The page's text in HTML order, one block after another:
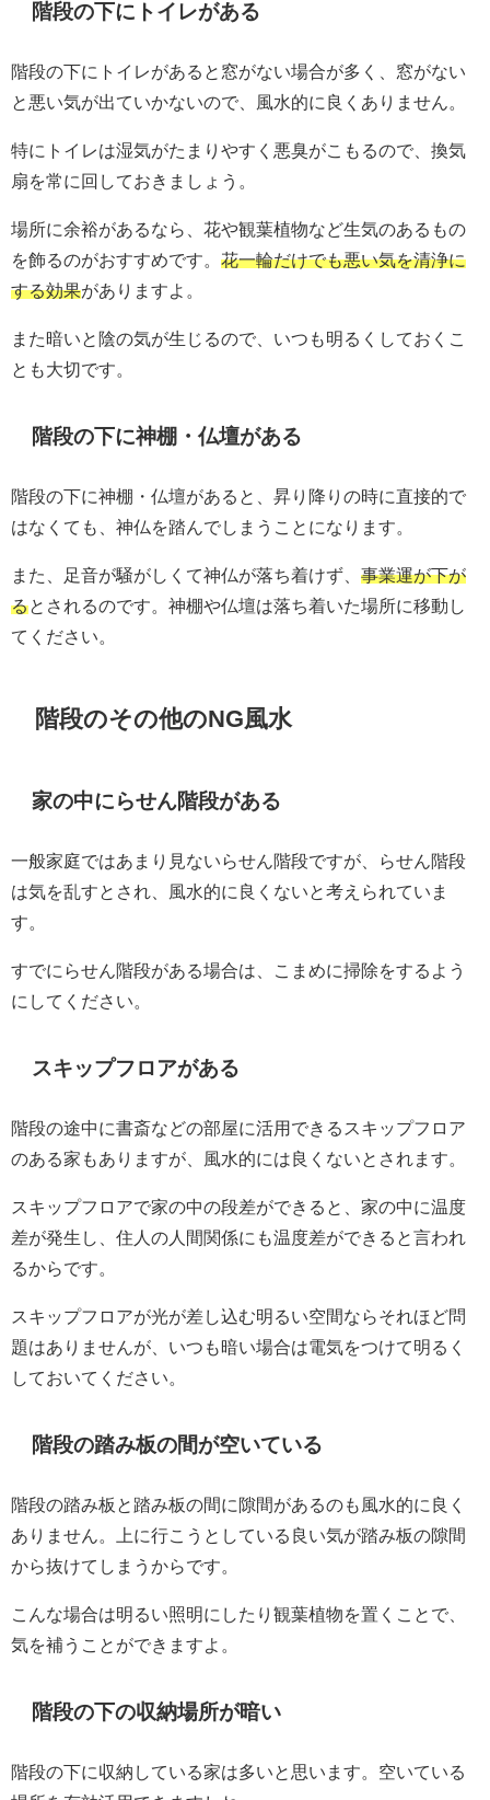
階段の下にトイレがある
階段の下にトイレがあると窓がない場合が多く、窓がない
と悪い気が出ていかないので、風水的に良くありません。
特にトイレは湿気がたまりやすく悪臭がこもるので、換気
扇を常に回しておきましょう。
場所に余裕があるなら、花や観葉植物など生気のあるもの
を飾るのがおすすめです。 花一輪だけでも悪い気を清浄に
する効果がありますよ。
また暗いと陰の気が生じるので、いつも明るくしておくこ
とも大切です。
階段の下に神棚・仏壇がある
階段の下に神棚・仏壇があると、昇り降りの時に直接的で
はなくても、神仏を踏んでしまうことになります。
また、足音が騒がしくて神仏が落ち着けず、 事業運が下が
るとされるのです。神棚や仏壇は落ち着いた場所に移動し
てください。
階段のその他のNG風水
家の中にらせん階段がある
一般家庭ではあまり見ないらせん階段ですが、らせん階段
は気を乱すとされ、風水的に良くないと考えられていま
す。
すでにらせん階段がある場合は、こまめに掃除をするよう
にしてください。
スキップフロアがある
階段の途中に書斎などの部屋に活用できるス キップフロア
のある家もありますが、
風水的には良くないとされます。
スキップフロアで家の中の段差ができると、家の中に温度
差が発生し、住人の人間関係にも温度差ができると言われ
るからです。
スキップフロアが光が差し込む明るい空間ならそれほど問
題はありませんが、いつも暗い場合は電気をつけて明るく
しておいてください。
階段の踏み板の間が空いている
階段の踏み板と踏み板の間に隙間があるのも風水的に良く
ありません。上に行こうとしている良い気が踏み板の隙間
から抜けてしまうからです。
こんな場合は明るい照明にしたり観葉植物を置くことで、
気を補うことができますよ。
階段の下の収納場所が暗い
階段の下に収納している家は多いと思います。空いている